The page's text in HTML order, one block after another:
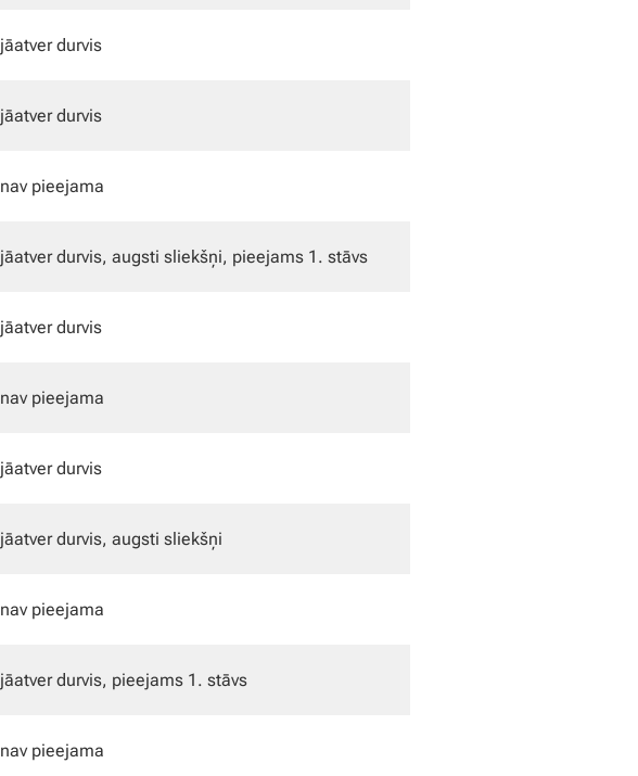
jāatver durvis
jāatver durvis
nav pieejama
jāatver durvis, augsti sliekšņi, pieejams 1. stāvs
jāatver durvis
nav pieejama
jāatver durvis
jāatver durvis, augsti sliekšņi
nav pieejama
jāatver durvis, pieejams 1. stāvs
nav pieejama